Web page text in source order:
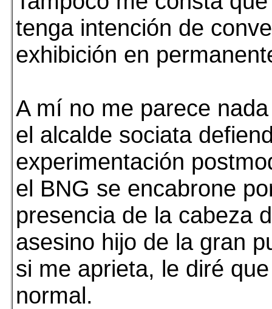
tenga intención de
exhibición en
A mí no me parece
el alcalde sociata
experimentación
el BNG se encabrone
presencia de la cabeza
asesino hijo de la gran
si me aprieta, le diré
normal.